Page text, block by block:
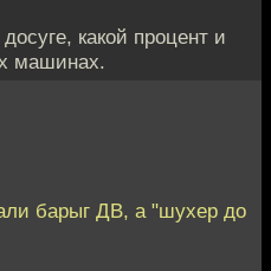
какой процент и
машинах.
барыг ДВ, а "шухер до